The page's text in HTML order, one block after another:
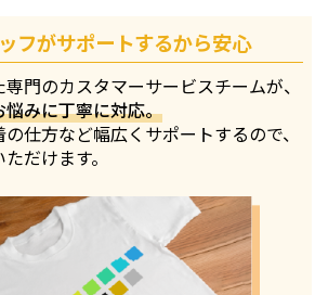
フがサポートするから安心
門のカスタマーサービスチームが、
みに丁寧に対応。
仕方など幅広くサポートするので、
だけます。